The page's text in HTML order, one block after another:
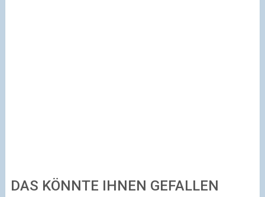
DAS KÖNNTE IHNEN GEFALLEN